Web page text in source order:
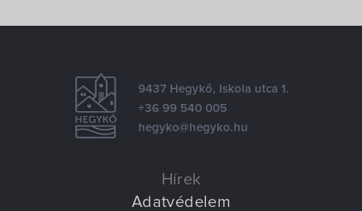
Pályázatok
Dokumentumok
9437 Hegykő, Iskola utca 1.
+36 99 540 005
hegyko@hegyko.hu
Hírek
Adatvédelem